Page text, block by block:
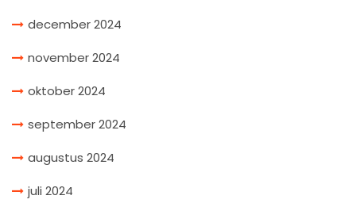
december 2024
november 2024
oktober 2024
september 2024
augustus 2024
juli 2024